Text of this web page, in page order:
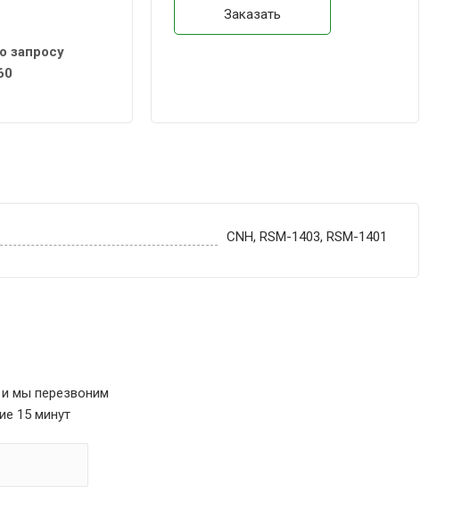
запросу
Заказать
CNH, RSM-1403, RSM-1401
мы перезвоним
15 минут